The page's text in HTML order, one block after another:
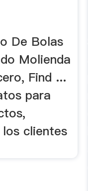
De Bolas
Molienda
Find ...
para
clientes